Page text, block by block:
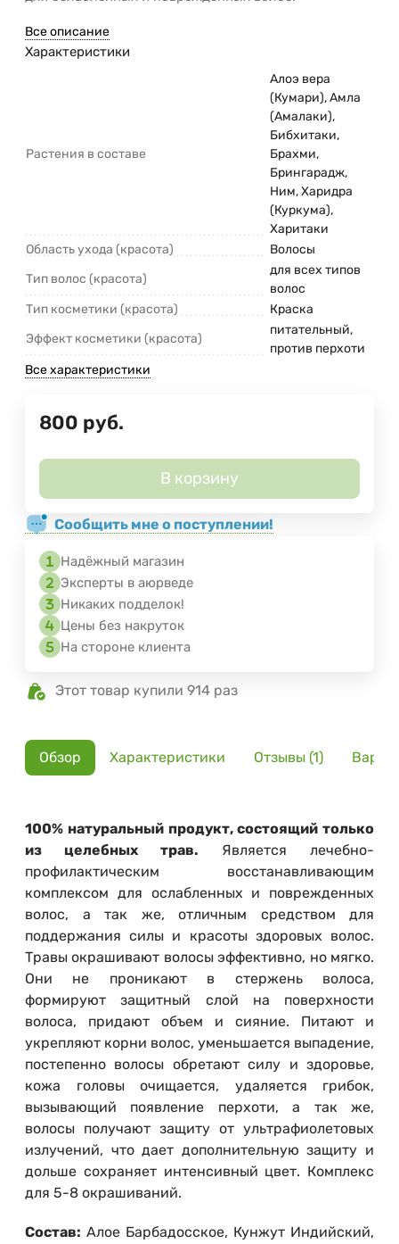
Все описание
Характеристики
Растения в составе
Алоэ вера
(Кумари), Амла
(Амалаки),
Бибхитаки,
Брахми,
Брингарадж,
Ним, Харидра
(Куркума),
Харитаки
Область ухода (красота)
Волосы
Тип волос (красота)
для всех типов
волос
Тип косметики (красота)
Краска
Эффект косметики (красота)
питательный,
против перхоти
Все характеристики
800 руб.
В корзину
Сообщить мне о поступлении!
Надёжный магазин
Эксперты в аюрведе
Никаких подделок!
Цены без накруток
На стороне клиента
Этот товар купили 914 раз
Обзор Характеристики Отзывы (1)
100% натуральный продукт, состоящий только
из целебных трав. Является лечебно-
профилактическим восстанавливающим
комплексом для ослабленных и поврежденных
волос, а так же, отличным средством для
поддержания силы и красоты здоровых волос.
Травы окрашивают волосы эффективно, но мягко.
Они не проникают в стержень волоса,
формируют защитный слой на поверхности
волоса, придают объем и сияние. Питают и
укрепляют корни волос, уменьшается выпадение,
постепенно волосы обретают силу и здоровье,
кожа головы очищается, удаляется грибок,
вызывающий появление перхоти, а так же,
волосы получают защиту от ультрафиолетовых
излучений, что дает дополнительную защиту и
дольше сохраняет интенсивный цвет. Комплекс
для 5-8 окрашиваний.
Состав: Алое Барбадосское, Кунжут Индийский,